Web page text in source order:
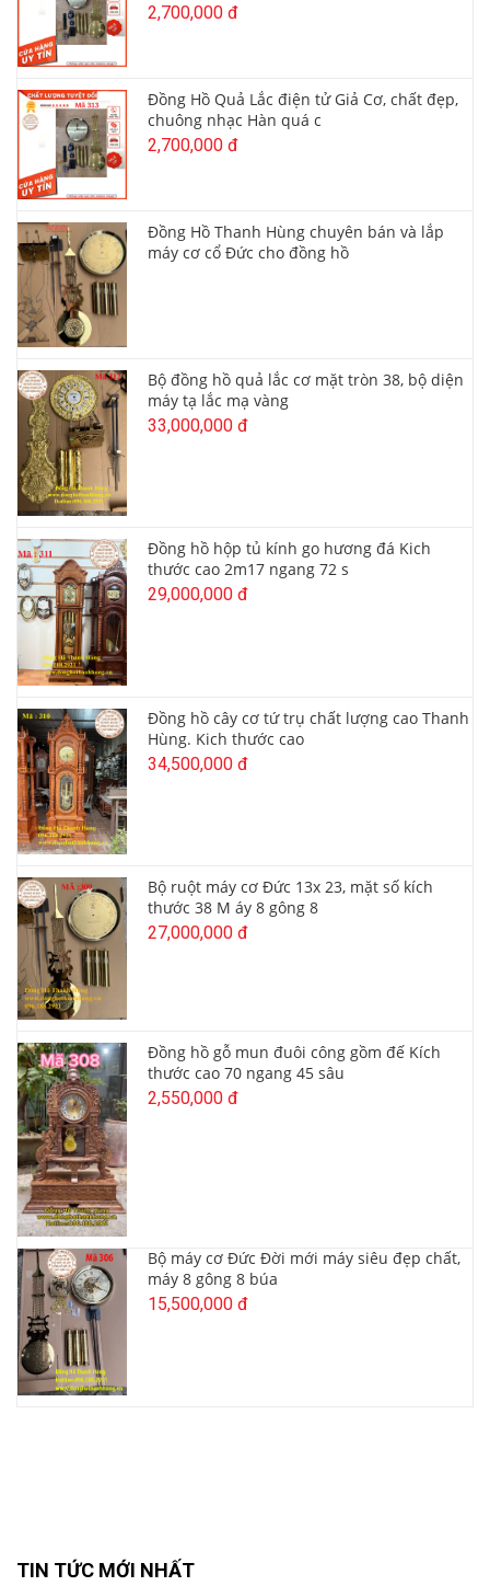
2,700,000 đ
Đồng Hồ Quả Lắc điện tử Giả Cơ, chất đẹp,
chuông nhạc Hàn quá c
2,700,000 đ
Đồng Hồ Thanh Hùng chuyên bán và lắp
máy cơ cổ Đức cho đồng hồ
Bộ đồng hồ quả lắc cơ mặt tròn 38, bộ diện
máy tạ lắc mạ vàng
33,000,000 đ
Đồng hồ hộp tủ kính go hương đá Kich
thước cao 2m17 ngang 72 s
29,000,000 đ
Đồng hồ cây cơ tứ trụ chất lượng cao Thanh
Hùng. Kich thước cao
34,500,000 đ
Bộ ruột máy cơ Đức 13x 23, mặt số kích
thước 38 M áy 8 gông 8
27,000,000 đ
Đồng hồ gỗ mun đuôi công gồm đế Kích
thước cao 70 ngang 45 sâu
2,550,000 đ
Bộ máy cơ Đức Đời mới máy siêu đẹp chất,
máy 8 gông 8 búa
15,500,000 đ
TIN TỨC MỚI NHẤT